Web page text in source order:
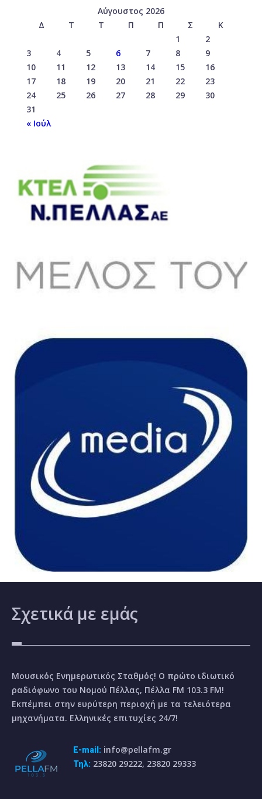
Αύγουστος 2026
Δ
Τ Τ Π Π Σ
Κ
1
2
3
4 5 6 7 8
9
10
11 12 13 14 15
16
17
18 19 20 21 22
23
24
25 26 27 28 29
30
31
« Ιούλ
Σχετικά με εμάς
Μουσικός Ενημερωτικός Σταθμός! Ο πρώτο ιδιωτικό
ραδιόφωνο του Νομού Πέλλας, Πέλλα FM 103.3 FM!
Εκπέμπει στην ευρύτερη περιοχή με τα τελειότερα
μηχανήματα. Ελληνικές επιτυχίες 24/7!
E-mail: info@pellafm.gr
Τηλ: 23820 29222, 23820 29333